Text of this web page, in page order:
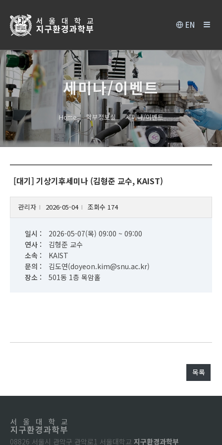
EN
세미나/이벤트
Home 학부정보실 세미나/이벤트
[대기] 기상기후세미나 (김형준 교수, KAIST)
관리자 2026-05-04 조회수 174
일시 :
2026-05-07(목) 09:00 ~ 09:00
연사 :
김형준 교수
소속 :
KAIST
문의 :
김도연(doyeon.kim@snu.ac.kr)
장소 :
501동 1층 목암홀
목록
08826 서울시 관악구 관악로1 서울대학교 지구환경과학부